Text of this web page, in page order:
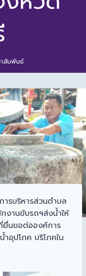
าสัมพันธ์
รบริหารส่วนตำบล
งานขับรถฯส่งน้ำให้
ยื่นขอต่อองค์การ
อุปโภค บริโภคใน